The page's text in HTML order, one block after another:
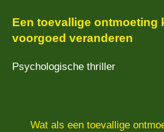
Een toevallige ontmoeting
voorgoed veranderen
Psychologische thriller
Wat als een toevallige